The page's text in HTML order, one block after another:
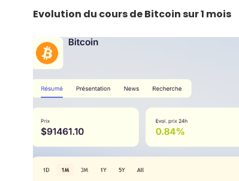
Evolution du cours de Bitcoin sur 1 mois